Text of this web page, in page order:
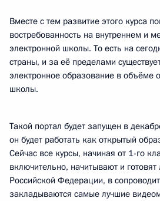
Вместе с тем развитие этого курса
востребованность на внутреннем и
электронной школы. То есть на
страны, и за её пределами
электронное образование в объёме
школы.
Такой портал будет запущен в
он будет работать как открытый
Сейчас все курсы, начиная от 1-го
включительно, начитывают и готовят
Российской Федерации, в
закладываются самые лучшие